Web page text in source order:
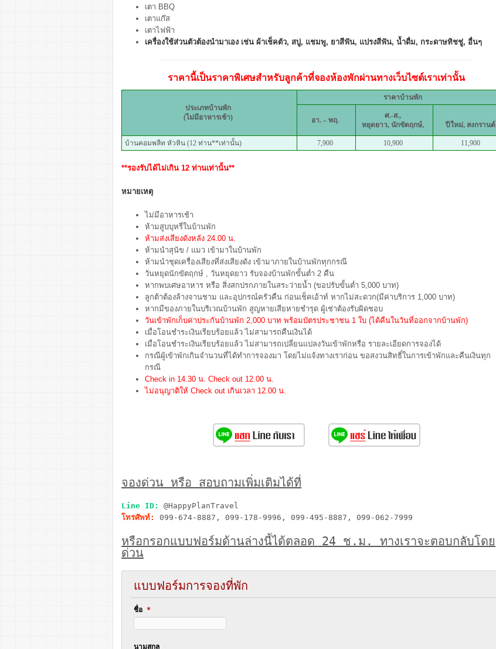
เตา BBQ
เตาแก๊ส
เตาไฟฟ้า
เครื่องใช้ส่วนตัวต้องนำมาเอง เช่น ผ้าเช็คตัว, สบู่, แชมพู, ยาสีฟัน, แปรงสีฟัน, น้ำดื่ม, กระดาษทิชชู่, อื่นๆ
ราคานี้เป็นราคาพิเศษสำหรับลูกค้าที่จองห้องพักผ่านทางเว็บไซต์เราเท่านั้น
ประเภทบ้านพัก
(ไม่มีอาหารเช้า)
ราคาบ้านพัก
อา. – พฤ.
ศ.-ส.,
หยุดยาว, นักขัตฤกษ์,
ปีใหม่, สงกรานต์
บ้านคอมพลีท หัวหิน (12 ท่าน**เท่านั้น) 7,900 10,900 11,900
**รองรับได้ไม่เกิน 12 ท่านเท่านั้น**
หมายเหตุ
ไม่มีอาหารเช้า
ห้ามสูบบุหรี่ในบ้านพัก
ห้ามส่งเสียงดังหลัง 24.00 น.
ห้ามนำสุนัข / แมว เข้ามาในบ้านพัก
ห้ามนำชุดเครื่องเสียงที่ส่งเสียงดัง เข้ามาภายในบ้านพักทุกกรณี
วันหยุดนักขัตฤกษ์ , วันหยุดยาว รับจองบ้านพักขั้นต่ำ 2 คืน
หากพบเศษอาหาร หรือ สิ่งสกปรกภายในสระว่ายน้ำ (ขอปรับขั้นต่ำ 5,000 บาท)
ลูกต้าต้องล้างจานชาม และอุปกรณ์ครัวคืน ก่อนเช็คเอ้าท์ หากไม่สะดวก(มีค่าบริการ 1,000 บาท)
หากมีของภายในบริเวณบ้านพัก สูญหายเสียหายชำรุด ผู้เช่าต้องรับผิดชอบ
วันเข้าพักเก็บค่าประกันบ้านพัก 2,000 บาท พร้อมบัตรประชาชน 1 ใบ (ได้คืนในวันที่ออกจากบ้านพัก)
เมื่อโอนชำระเงินเรียบร้อยแล้ว ไม่สามารถคืนเงินได้
เมื่อโอนชำระเงินเรียบร้อยแล้ว ไม่สามารถเปลี่ยนแปลงวันเข้าพักหรือ รายละเอียดการจองได้
กรณีผู้เข้าพักเกินจำนวนที่ได้ทำการจองมา โดยไม่แจ้งทางเราก่อน ขอสงวนสิทธิ์ในการเข้าพักและคืนเงินทุก
กรณี
Check in 14.30 น. Check out 12.00 น.
ไม่อนุญาติให้ Check out เกินเวลา 12.00 น.
จองด่วน หรือ สอบถามเพิ่มเติมได้ที่
Line ID:
@HappyPlanTravel
โทรศัพท์:
099-674-8887, 099-178-9996, 099-495-8887, 099-062-7999
หรือกรอกแบบฟอร์มด้านล่างนี้ได้ตลอด 24 ช.ม. ทางเราจะตอบกลับโดย
ด่วน
แบบฟอร์มการจองที่พัก
ชื่อ*
นามสกุล